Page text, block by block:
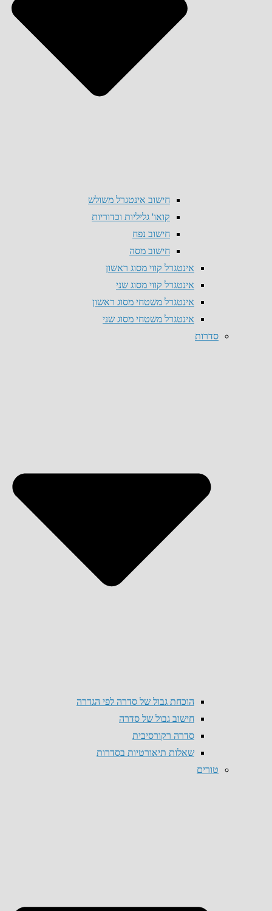
חישוב אינטגרל משולש
קואו' גליליות וכדוריות
חישוב נפח
חישוב מסה
אינטגרל קווי מסוג ראשון
אינטגרל קווי מסוג שני
אינטגרל משטחי מסוג ראשון
אינטגרל משטחי מסוג שני
סדרות
הוכחת גבול של סדרה לפי הגדרה
חישוב גבול של סדרה
סדרה רקורסיבית
שאלות תיאורטיות בסדרות
טורים